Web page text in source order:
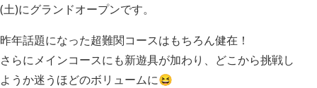
(土)にグランドオープンです。
昨年話題になった超難関コースはもちろん健在！
さらにメインコースにも新遊具が加わり、どこから挑戦し
ようか迷うほどのボリュームに😆